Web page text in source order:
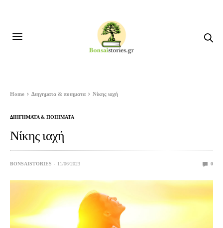
Home Διηγηματα & ποιηματα Νίκης ιαχή
ΔΙΗΓΗΜΑΤΑ & ΠΟΙΗΜΑΤΑ
Νίκης ιαχή
BONSAISTORIES 11/06/2023 0